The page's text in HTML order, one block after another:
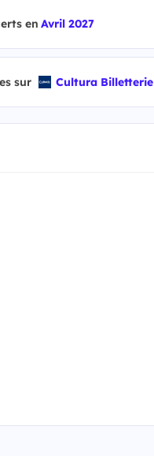
enAvril 2027
sur Cultura Billetterie